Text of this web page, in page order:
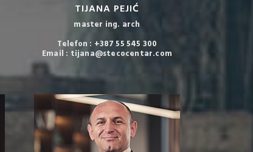
TIJANA PEJIĆ
master ing. arch
Telefon : +387 55 545 300
Email : tijana@stecocentar.com